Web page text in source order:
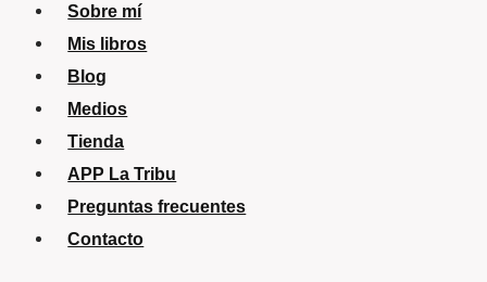
Sobre mí
Mis libros
Blog
Medios
Tienda
APP La Tribu
Preguntas frecuentes
Contacto